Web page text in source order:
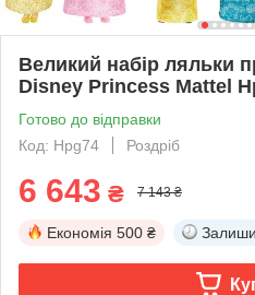
Великий набір ляльки
Disney Princess Mattel
Готово до відправки
Код: Hpg74
Роздріб
6 643 ₴ 7 143 ₴
Економія 500 ₴